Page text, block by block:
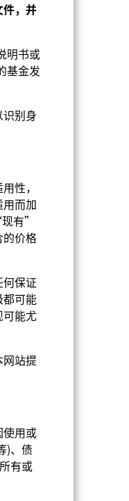
件，并
明书或
基金发
别身
性，
而加
有”
价格
保证
可能
能尤
站提
用或
)、债
有或